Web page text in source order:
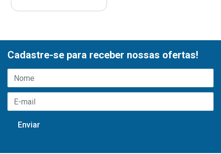
Cadastre-se para receber nossas ofertas!